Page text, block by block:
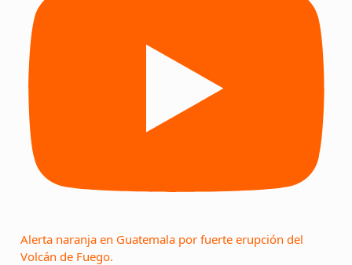
Alerta naranja en Guatemala por fuerte erupción del
Volcán de Fuego.